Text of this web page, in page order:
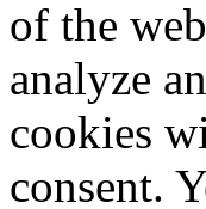
of the
analyze
cookies
consent.